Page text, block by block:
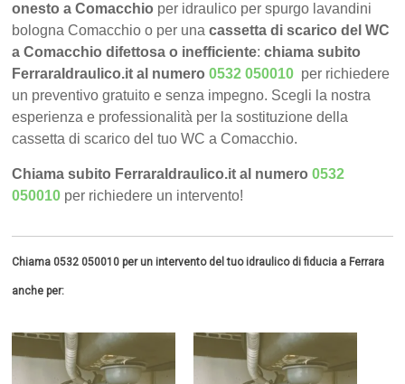
onesto a Comacchio per idraulico per spurgo lavandini
bologna Comacchio o per unacassetta di scarico del WC
a Comacchio difettosa o inefficiente:chiama subito
FerraraIdraulico.it al numero0532 050010 per richiedere
un preventivo gratuito e senza impegno. Scegli la nostra
esperienza e professionalità per la sostituzione della
cassetta di scarico del tuo WC a Comacchio.
Chiama subito FerraraIdraulico.it al numero0532
050010 per richiedere un intervento!
Chiama 0532 050010 per un intervento del tuo idraulico di fiducia a Ferrara
anche per: